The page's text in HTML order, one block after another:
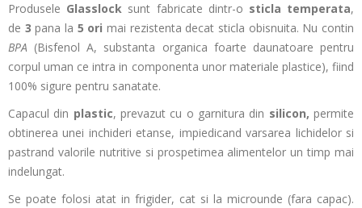
Produsele Glasslock sunt fabricate dintr-o sticla temperata,
de 3 pana la 5 ori mai rezistenta decat sticla obisnuita. Nu contin
BPA (Bisfenol A, substanta organica foarte daunatoare pentru
corpul uman ce intra in componenta unor materiale plastice), fiind
100% sigure pentru sanatate.
Capacul din plastic, prevazut cu o garnitura din silicon, permite
obtinerea unei inchideri etanse, impiedicand varsarea lichidelor si
pastrand valorile nutritive si prospetimea alimentelor un timp mai
indelungat.
Se poate folosi atat in frigider, cat si la microunde (fara capac).